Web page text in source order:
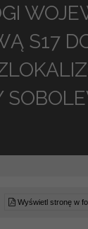
S17
Wyświetl stronę w